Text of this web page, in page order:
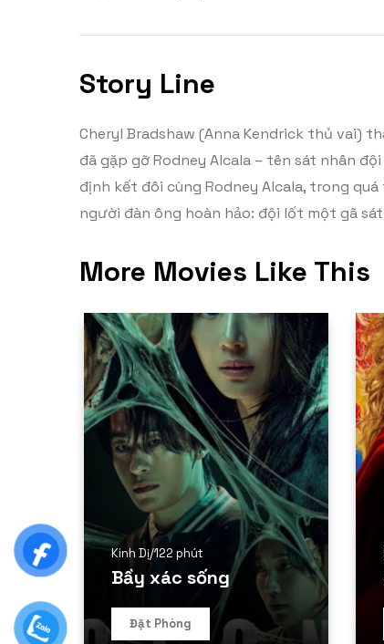
Story Line
Cheryl Bradshaw (Anna Kendrick thủ vai)
đã gặp gỡ Rodney Alcala – tên sát nhân
định kết đôi cùng Rodney Alcala, trong
người đàn ông hoàn hảo: đội lốt một gã
More Movies Like This
Kinh Dị/122 phút
Bầy xác sống
Đặt Phòng